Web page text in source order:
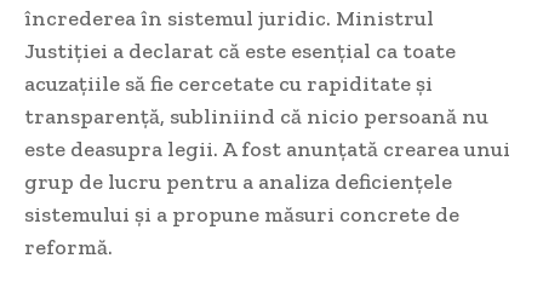
încrederea în sistemul juridic. Ministrul
Justiției a declarat că este esențial ca toate
acuzațiile să fie cercetate cu rapiditate și
transparență, subliniind că nicio persoană nu
este deasupra legii. A fost anunțată crearea unui
grup de lucru pentru a analiza deficiențele
sistemului și a propune măsuri concrete de
reformă.